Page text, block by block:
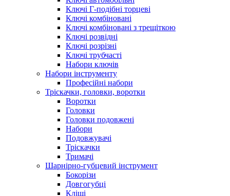
Ключі Г-подібні торцеві
Ключі комбіновані
Ключі комбіновані з трещіткою
Ключі розвідні
Ключі розрізні
Ключі трубчасті
Набори ключів
Набори інструменту
Професійні набори
Тріскачки, головки, воротки
Воротки
Головки
Головки подовжені
Набори
Подовжувачі
Тріскачки
Тримачі
Шарнірно-губцевий інструмент
Бокорізи
Довгогубці
Кліщі